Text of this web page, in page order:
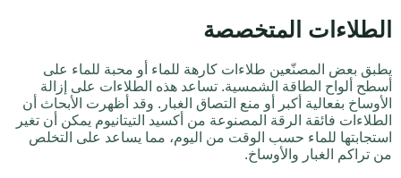
الطلاءات المتخصصة
يطبق بعض المصنّعين طلاءات كارهة للماء أو محبة للماء على
أسطح ألواح الطاقة الشمسية. تساعد هذه الطلاءات على إزالة
الأوساخ بفعالية أكبر أو منع التصاق الغبار. وقد أظهرت الأبحاث أن
الطلاءات فائقة الرقة المصنوعة من أكسيد التيتانيوم يمكن أن تغير
استجابتها للماء حسب الوقت من اليوم، مما يساعد على التخلص
من تراكم الغبار والأوساخ.